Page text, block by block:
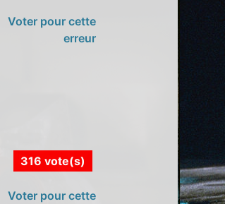
Voter pour cette
erreur
316 vote(s)
Voter pour cette